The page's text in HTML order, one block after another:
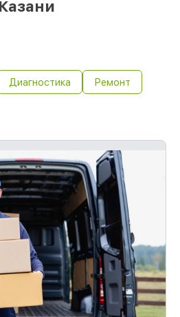
Казани
Диагностика Ремонт